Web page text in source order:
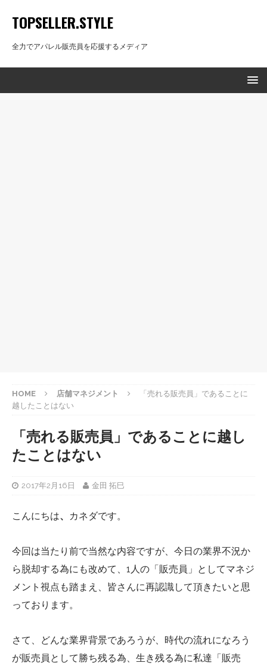
TOPSELLER.STYLE
全力でアパレル販売員を応援するメディア
HOME 店舗マネジメント
「売れる販売員」であることに
越したことはない
「売れる販売員」であることに越し
たことはない
2017年2月16日 金田 拓巳
こんにちは、 カネダです。
今回は当たり前で当然な内容ですが、今日の業界不況か
ら脱却する為にも改めて、1人の「販売員」としてマネジ
メント視点も踏まえ、皆さんに再認識して頂きたいと思
っております。
さて、どんな業界背景であろうが、時代の流れになろう
が販売員として勝ち残る為、生き残る為に私達「販売